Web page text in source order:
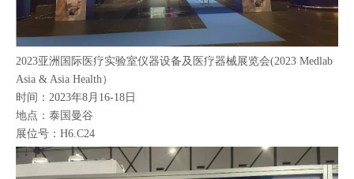
2023亚洲国际医疗实验室仪器设备及医疗器械展览会(2023 Medlab
Asia & Asia Health）
时间：2023年8月16-18日
地点：泰国曼谷
展位号：H6.C24